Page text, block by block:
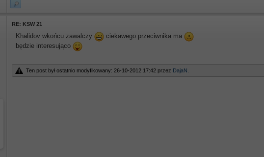
RE: KSW 21
Khalidov wkońcu zawalczy
ciekawego przeciwnika ma
będzie interesująco
Ten post był ostatnio modyfikowany: 26-10-2012 17:42 przez DajaN